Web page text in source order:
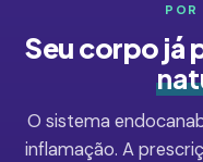
POR
Seu corpo já
O sistema
inflamação. A